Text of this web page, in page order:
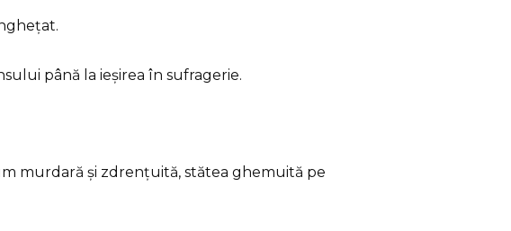
până la ieșirea în sufragerie.
murdară și zdrențuită, stătea ghemuită pe